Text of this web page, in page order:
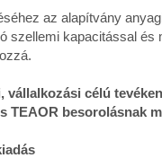
az alapítvány
szellemi kapacitással
vállalkozási célú
TEAOR besorolásnak